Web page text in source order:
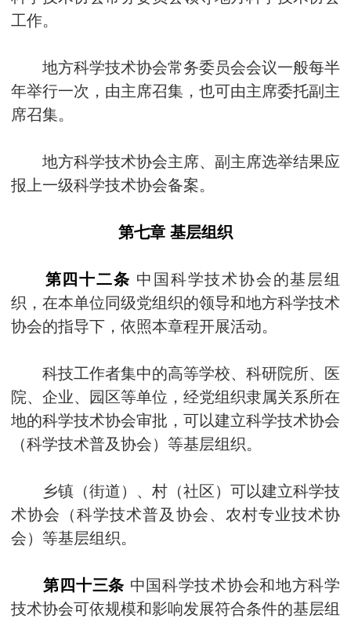
工作。
地方科学技术协会常务委员会会议一般每半
年举行一次，由主席召集，也可由主席委托副主
席召集。
地方科学技术协会主席、副主席选举结果应
报上一级科学技术协会备案。
第七章 基层组织
第四十二条 中国科学技术协会的基层组
织，在本单位同级党组织的领导和地方科学技术
协会的指导下，依照本章程开展活动。
科技工作者集中的高等学校、科研院所、医
院、企业、园区等单位，经党组织隶属关系所在
地的科学技术协会审批，可以建立科学技术协会
（科学技术普及协会）等基层组织。
乡镇（街道）、村（社区）可以建立科学技
术协会（科学技术普及协会、农村专业技术协
会）等基层组织。
第四十三条 中国科学技术协会和地方科学
技术协会可依规模和影响发展符合条件的基层组